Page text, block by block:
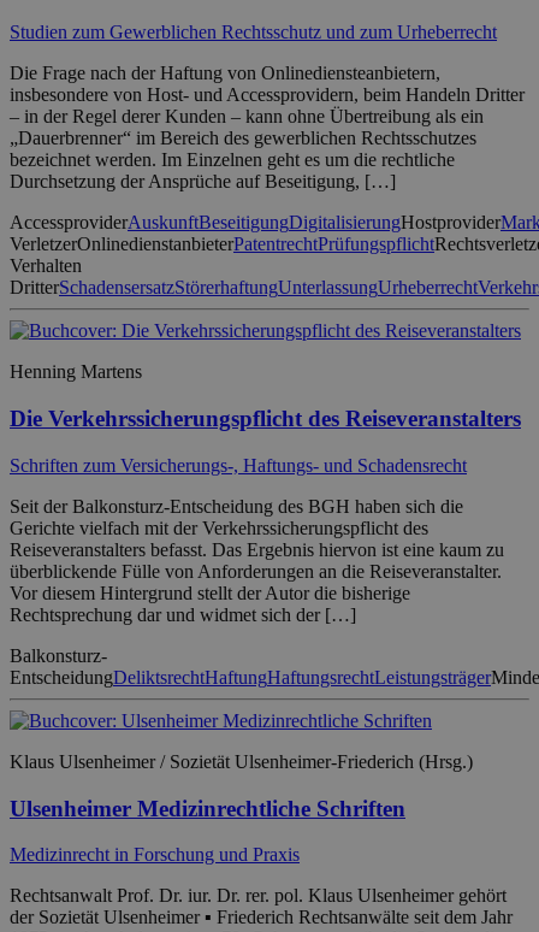
Studien zum Gewerblichen Rechtsschutz und zum Urheberrecht
Die Frage nach der Haftung von Onlinediensteanbietern,
insbesondere von Host- und Accessprovidern, beim Handeln Dritter
– in der Regel derer Kunden – kann ohne Übertreibung als ein
„Dauerbrenner“ im Bereich des gewerblichen Rechtsschutzes
bezeichnet werden. Im Einzelnen geht es um die rechtliche
Durchsetzung der Ansprüche auf Beseitigung, […]
AccessproviderAuskunftBeseitigungDigitalisierungHostprovider
VerletzerOnlinedienstanbieterPatentrechtPrüfungspflicht
Verhalten
DritterSchadensersatzStörerhaftungUnterlassungUrheberrecht
Henning Martens
Die Verkehrssicherungspflicht des Reiseveranstalters
Schriften zum Versicherungs-, Haftungs- und Schadensrecht
Seit der Balkonsturz-Entscheidung des BGH haben sich die
Gerichte vielfach mit der Verkehrssicherungspflicht des
Reiseveranstalters befasst. Das Ergebnis hiervon ist eine kaum zu
überblickende Fülle von Anforderungen an die Reiseveranstalter.
Vor diesem Hintergrund stellt der Autor die bisherige
Rechtsprechung dar und widmet sich der […]
Balkonsturz-
EntscheidungDeliktsrechtHaftungHaftungsrechtLeistungsträger
Klaus Ulsenheimer / Sozietät Ulsenheimer-Friederich (Hrsg.)
Ulsenheimer Medizinrechtliche Schriften
Medizinrecht in Forschung und Praxis
Rechtsanwalt Prof. Dr. iur. Dr. rer. pol. Klaus Ulsenheimer gehört
der Sozietät Ulsenheimer ▪ Friederich Rechtsanwälte seit dem Jahr